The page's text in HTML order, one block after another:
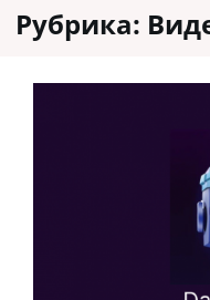
Рубрика: